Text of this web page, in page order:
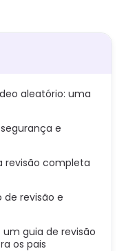
aleatório: uma
segurança e
revisão completa
revisão e
guia de revisão
os pais